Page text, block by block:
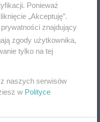
Ponieważ
„Akceptuję”.
znajdujący
zgody użytkownika,
tylko na tej
naszych serwisów
w Polityce